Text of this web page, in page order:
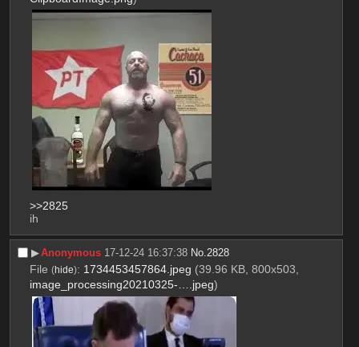
>>2825
ih
▶︎Anonymous 17-12-24 16:37:38 No.2828
File (hide): 1734453457864.jpeg (39.96 KB, 800x503,
image_processing20210325-….jpeg)